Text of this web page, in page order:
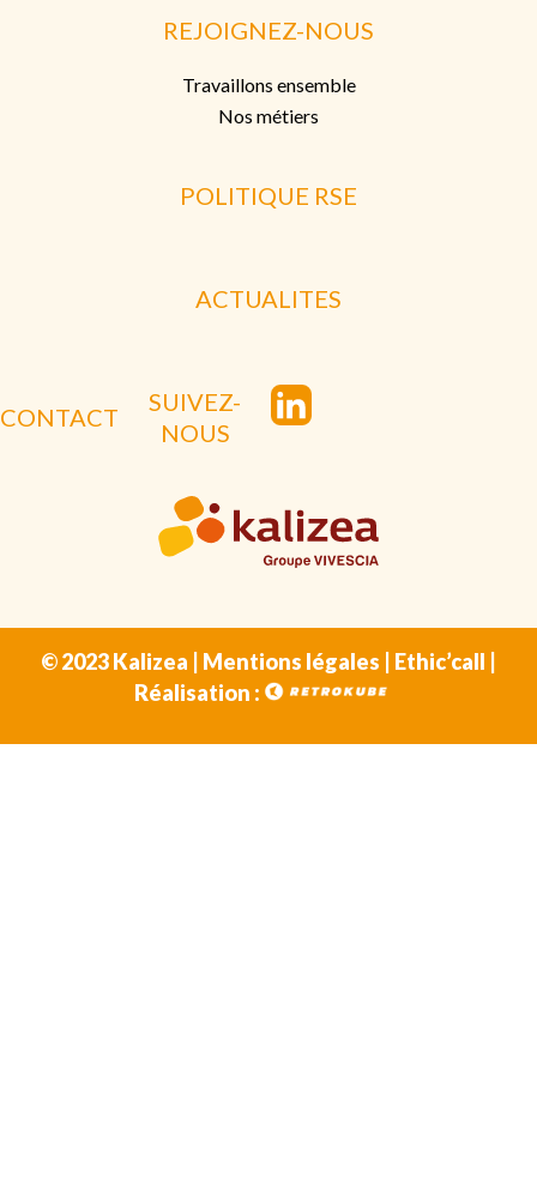
REJOIGNEZ-NOUS
Travaillons ensemble
Nos métiers
POLITIQUE RSE
ACTUALITES
CONTACT
SUIVEZ-
NOUS
© 2023 Kalizea | Mentions légales Ethic’call
Réalisation :